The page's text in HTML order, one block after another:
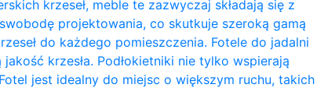
krzeseł, meble te zazwyczaj składają się z
projektowania, co skutkuje szeroką gamą
do każdego pomieszczenia. Fotele do jadalni
krzesła. Podłokietniki nie tylko wspierają
jest idealny do miejsc o większym ruchu, takich